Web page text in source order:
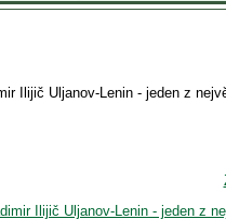
Ilijič Uljanov-Lenin - jeden z
Ilijič Uljanov-Lenin - jeden z